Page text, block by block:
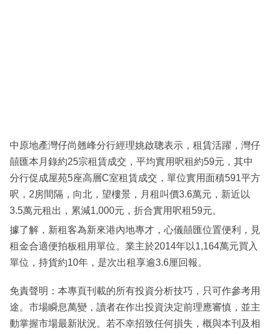
區
中原地產灣仔尚翹峰分行經理姚啟聰表示，租賃活躍，灣仔
囍匯本月錄約25宗租賃成交，平均實用呎租約59元，其中
分行促成屋苑5座高層C室租賃成交，單位實用面積591平方
呎，2房間隔，向北，望樓景，月租叫價3.6萬元，新近以
3.5萬元租出，累減1,000元，折合實用呎租59元。
據了解，新租客為新來港內地專才，心儀囍匯位置便利，見
租金合適便拍板租用單位。業主於2014年以1,164萬元買入
單位，持貨約10年，是次出租享逾3.6厘回報。
免責聲明：本專頁刊載的所有投資分析技巧，只可作參考用
途。市場瞬息萬變，讀者在作出投資決定前理應審慎，並主
動掌握市場最新狀況。若不幸招致任何損失，概與本刊及相